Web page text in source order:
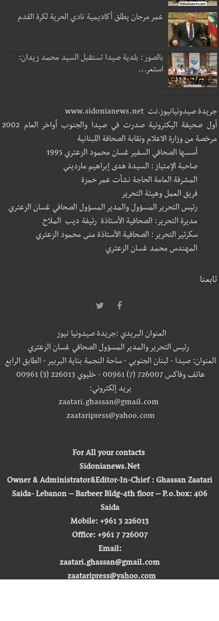
عمر مرجان يطلق أكاديمية نادي الحرية لكرة القدم
بالصور : بلدية صيدا تستقبل السيد محمد زيدان:
استعر...
جريدة صيدونيانيوز.نت www.sidonianews.net
أول صحيفة اليكترونية صدرت في صيدا والجنوب أواخر العام 2002
مرخصة من وزارة الاعلام ونقابة الصحافة اللبنانية
أسسها الصحافي السفير غسان محمود الزعتري 1995
صاحبة الإمتياز : السيدة هدى إبراهيم مارديني
المشرفة العامة الحاجة نشأت عمر حمزة
فريق العمل وهيئة التحرير
رئيس التحرير المسؤول والمدير المسؤول الصحافي غسان الزعتري
مديرة التحرير: الصحافية الأستاذة رئيفة ديب الملاح
سكرتير التحرير : الصحافية الأستاذة منى محمود الزعتري
المهندس محمد غسان الزعتري
تابعنا
العنوان البريدي :جريدة صيدونيا نيوز
رئيس التحرير والمدير المسؤول الصحافي غسان الزعتري
العنوان: صيدا - لبنان الجنوبي - ساحة النجمة بناية البربير - الطابق الرابع
هاتف وفاكس 726007 (7) 00961 - خليوي 226013 (3) 00961
بريد إلكتروني:
zaatari.ghassan@gmail.com
zaataripress@yahoo.com
For All your contacts
Sidonianews.Net
Owner & Administrator&Editor-In-Chief : Ghassan Zaatari
Saida- Lebanon – Barbeer Bldg-4th floor – P.o.box: 406
Saida
Mobile: +961 3 226013
Office: +961 7 726007
Email:
zaatari.ghassan@gmail.com
zaataripress@yahoo.com